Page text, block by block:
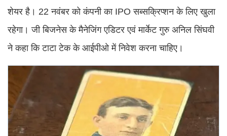
शेयर है। 22 नवंबर को कंपनी का IPO सब्सक्रिप्शन के लिए खुला
रहेगा। जी बिजनेस के मैनेजिंग एडिटर एवं मार्केट गुरु अनिल सिंघवी
ने कहा कि टाटा टेक के आईपीओ में निवेश करना चाहिए।